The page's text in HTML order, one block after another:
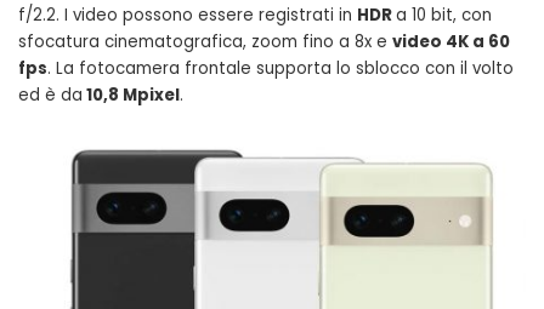
f/2.2. I video possono essere registrati in HDRa 10 bit, con
sfocatura cinematografica, zoom fino a 8x e video 4K a 60
fps. La fotocamera frontale supporta lo sblocco con il volto
ed è da 10,8 Mpixel.